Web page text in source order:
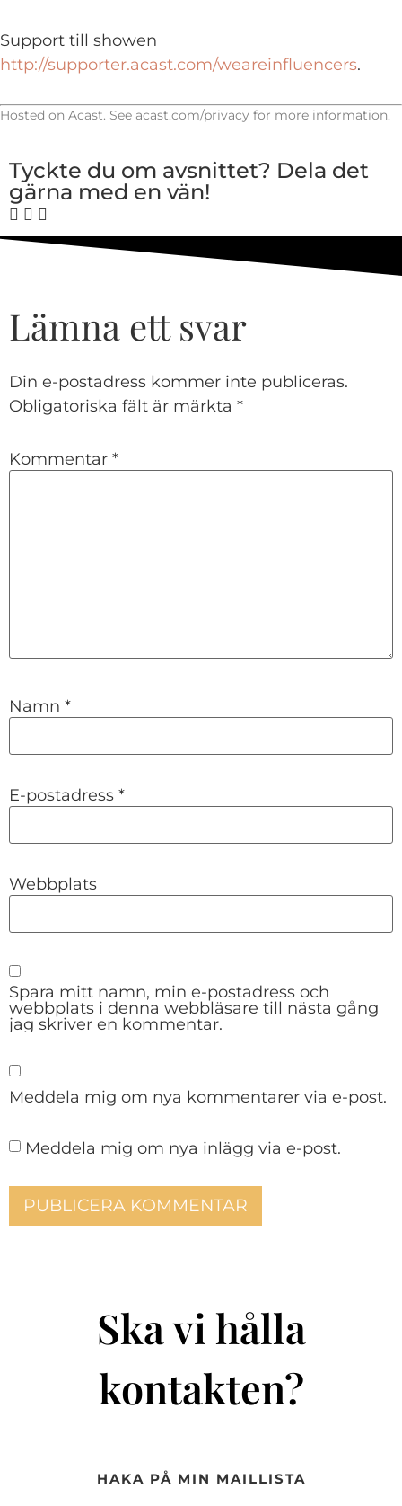
Support till showen
http://supporter.acast.com/weareinfluencers.
Hosted on Acast. See acast.com/privacy for more information.
Tyckte du om avsnittet? Dela det
gärna med en vän!
Lämna ett svar
Din e-postadress kommer inte publiceras.
Obligatoriska fält är märkta *
Kommentar *
Namn *
E-postadress *
Webbplats
Spara mitt namn, min e-postadress och
webbplats i denna webbläsare till nästa gång
jag skriver en kommentar.
Meddela mig om nya kommentarer via e-post.
Meddela mig om nya inlägg via e-post.
Ska vi hålla
kontakten?
HAKA PÅ MIN MAILLISTA